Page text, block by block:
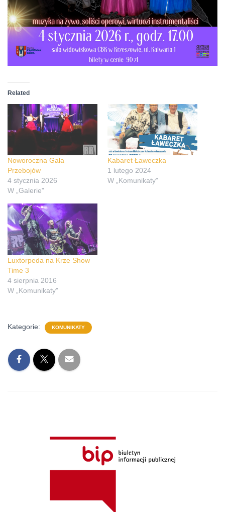
Related
Noworoczna Gala
Przebojów
4 stycznia 2026
W „Galerie"
Kabaret Ławeczka
1 lutego 2024
W „Komunikaty"
Luxtorpeda na Krze Show
Time 3
4 sierpnia 2016
W „Komunikaty"
Kategorie: KOMUNIKATY